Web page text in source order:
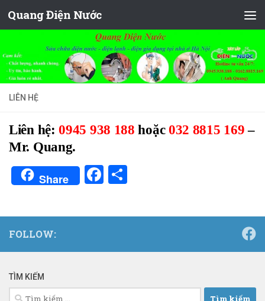
Skip to content
Quang Điện Nước
LIÊN HỆ
Liên hệ: 0945 938 188 hoặc 032 8815 169 –
Mr. Quang.
Share Facebook
FOLLOW:
TÌM KIẾM
Tìm